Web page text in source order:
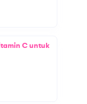
C untuk